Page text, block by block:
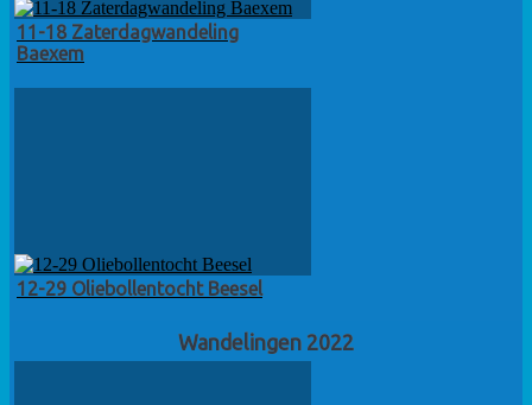
11-18 Zaterdagwandeling
Baexem
12-29 Oliebollentocht Beesel
Wandelingen 2022